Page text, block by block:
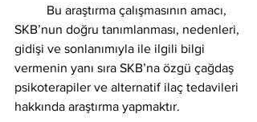
SKB’nun doğru tanımlanması, nedenleri,
gidişi ve sonlanımıyla ile ilgili bilgi
vermenin yanı sıra SKB’na özgü çağdaş
psikoterapiler ve alternatif ilaç tedavileri
hakkında araştırma yapmaktır.